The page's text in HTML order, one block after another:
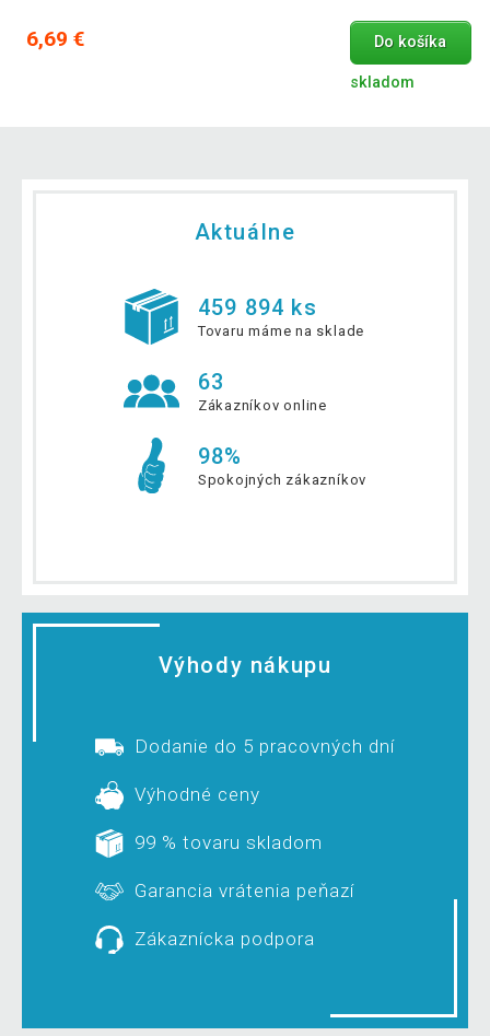
6,69 € Do košíka
skladom
Aktuálne
459 894 ks
Tovaru máme na sklade
63
Zákazníkov online
98%
Spokojných zákazníkov
Výhody nákupu
Dodanie do 5 pracovných dní
Výhodné ceny
99 % tovaru skladom
Garancia vrátenia peňazí
Zákaznícka podpora